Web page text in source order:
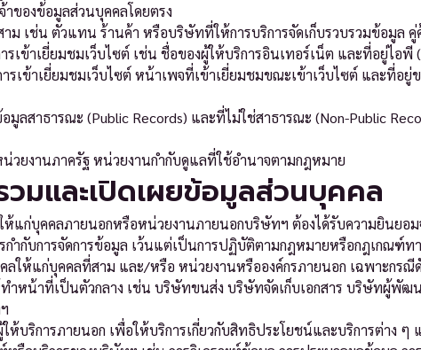
ของข้อมูลส่วนบุคคลโดยตรง
ม เช่น ตัวแทน ร้านค้า หรือบริษัทที่ให้การบริการจัดเก็บรวบรวมข้อมูล
เข้าเยี่ยมชมเว็บไซต์ เช่น ชื่อของผู้ให้บริการอินเทอร์เน็ต และที่อยู่ไอพี
รเข้าเยี่ยมชมเว็บไซต์ หน้าเพจที่เข้าเยี่ยมชมขณะเข้าเว็บไซต์ และที่อยู่ข
มูลสาธารณะ (Public Records) และที่ไม่ใช่สาธารณะ (Non-Public
วยงานภาครัฐ หน่วยงานกำกับดูแลที่ใช้อำนาจตามกฎหมาย
วมและเปิดเผยข้อมูลส่วนบุคคล
ห้แก่บุคคลภายนอกหรือหน่วยงานภายนอกบริษัทฯ ต้องได้รับความยินยอ
กำกับการจัดการข้อมูล เว้นแต่เป็นการปฏิบัติตามกฎหมายหรือกฎเกณฑ์ทา
ลให้แก่บุคคลที่สาม และ/หรือ หน่วยงานหรือองค์กรภายนอก เฉพาะกรณี
ำหน้าที่เป็นตัวกลาง เช่น บริษัทขนส่ง บริษัทจัดเก็บเอกสาร บริษัทผู้พัฒ
บริการภายนอก เพื่อให้บริการเกี่ยวกับสิทธิประโยชน์และบริการต่าง ๆ